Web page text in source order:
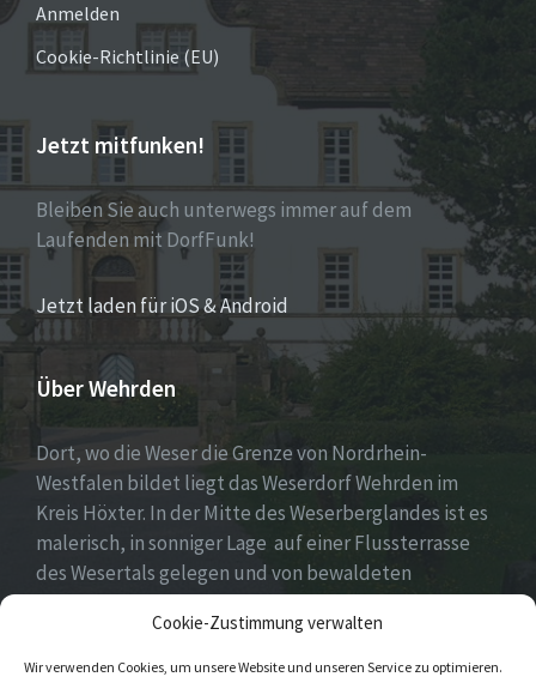
Cookie-Zustimmung verwalten
Wir verwenden Cookies, um unsere Website und unseren Service zu optimieren.
Anmelden
Cookie-Richtlinie (EU)
Jetzt mitfunken!
Bleiben Sie auch unterwegs immer auf dem
Laufenden mit DorfFunk!
Jetzt laden für iOS & Android
Über Wehrden
Dort, wo die Weser die Grenze von Nordrhein-
Westfalen bildet liegt das Weserdorf Wehrden im
Kreis Höxter. In der Mitte des Weserberglandes ist es
malerisch, in sonniger Lage auf einer Flussterrasse
des Wesertals gelegen und von bewaldeten
Höhenzügen des Sollings und des Wildbergs